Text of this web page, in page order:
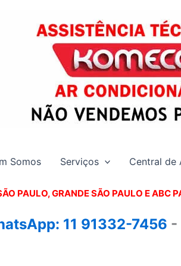
Somos Serviços Central de
PAULO, GRANDE SÃO PAULO E ABC
11 91332-7456 -